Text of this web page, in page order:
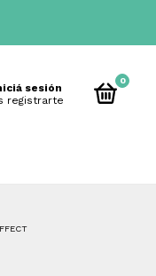
sesión
registrarte
0